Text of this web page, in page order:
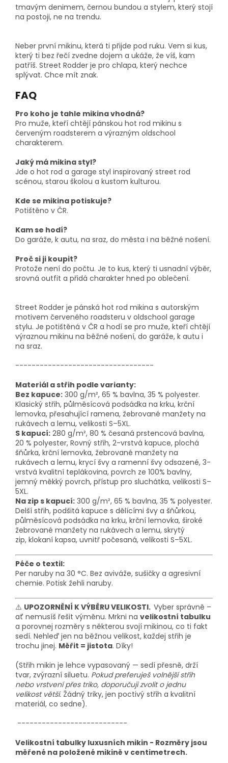
tmavým denimem, černou bundou a stylem, který stojí
na postoji, ne na trendu.
Neber první mikinu, která ti přijde pod ruku. Vem si kus,
který ti bez řečí zvedne dojem a ukáže, že víš, kam
patříš. Street Rodder je pro chlapa, který nechce
splývat. Chce mít znak.
FAQ
Pro koho je tahle mikina vhodná?
Pro muže, kteří chtějí pánskou hot rod mikinu s
červeným roadsterem a výrazným oldschool
charakterem.
Jaký má mikina styl?
Jde o hot rod a garage styl inspirovaný street rod
scénou, starou školou a kustom kulturou.
Kde se mikina potiskuje?
Potištěno v ČR.
Kam se hodí?
Do garáže, k autu, na sraz, do města i na běžné nošení.
Proč si ji koupit?
Protože není do počtu. Je to kus, který ti usnadní výběr,
srovná outfit a přidá charakter hned po oblečení.
Street Rodder je pánská hot rod mikina s autorským
motivem červeného roadsteru v oldschool garage
stylu. Je potištěná v ČR a hodí se pro muže, kteří chtějí
výraznou mikinu na běžné nošení, do garáže, k autu i
na sraz.
----------------------------------
Materiál a střih podle varianty:
Bez kapuce: 300 g/m², 65 % bavlna, 35 % polyester.
Klasický střih, půlměsícová podsádka na krku, krční
lemovka, přesahující ramena, žebrované manžety na
rukávech a lemu, velikosti S–5XL.
S kapucí: 280 g/m², 80 % česaná prstencová bavlna,
20 % polyester, Rovný střih, 2-vrstvá kapuce, plochá
šňůrka, krční lemovka, žebrované manžety na
rukávech a lemu, krycí švy a ramenní švy odsazené, 3-
vrstvá kvalitní teplákovina, povrch ze 100% bavlny,
jemný měkký povrch, přístup pro sluchátka, velikosti S–
5XL.
Na zip s kapucí: 300 g/m², 65 % bavlna, 35 % polyester.
Delší střih, podšitá kapuce s dělícími švy a šňůrkou,
půlměsícová podsádka na krku, krční lemovka, široké
žebrované manžety na rukávech a lemu, skrytý
zip, klokaní kapsa, uvnitř počesaná, velikosti S–5XL.
Péče o textil:
Per naruby na 30 °C. Bez aviváže, sušičky a agresivní
chemie. Potisk žehli naruby.
⚠️ UPOZORNĚNÍ K VÝBĚRU VELIKOSTI. Vyber správně –
ať nemusíš řešit výměnu. Mrkni na velikostní tabulku
a porovnej rozměry s některou svojí mikinou, co ti fakt
sedí. Nehleď jen na běžnou velikost, každej střih je
trochu jinej. Měřit = jistota. Díky!
(Střih mikin je lehce vypasovaný — sedí přesně, drží
tvar, zvýrazní siluetu. Pokud preferuješ volnější střih
nebo vrstvení přes triko, doporučuji zvolit o jednu
velikost větší. Žádný triky, jen poctivý střih a kvalitní
materiál, co sedne).
---------------------------
Velikostní tabulky luxusních mikin - Rozměry jsou
měřené na položené mikině v centimetrech.